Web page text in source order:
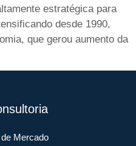
estratégica para
desde 1990,
que gerou aumento da
Mercado